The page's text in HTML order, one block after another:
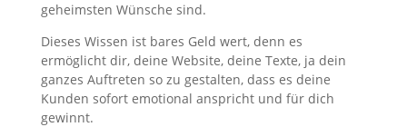
geheimsten Wünsche sind.
Dieses Wissen ist bares Geld wert, denn es
ermöglicht dir, deine Website, deine Texte, ja dein
ganzes Auftreten so zu gestalten, dass es deine
Kunden sofort emotional anspricht und für dich
gewinnt.